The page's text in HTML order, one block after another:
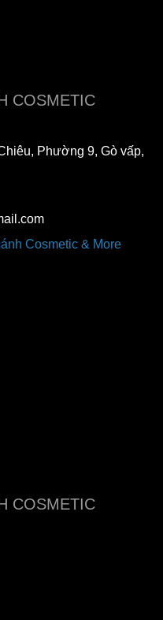
COSMETIC
Phường 9, Gò vấp,
Cosmetic & More
COSMETIC